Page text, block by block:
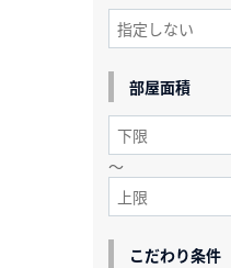
部屋面積
～
こだわり条件